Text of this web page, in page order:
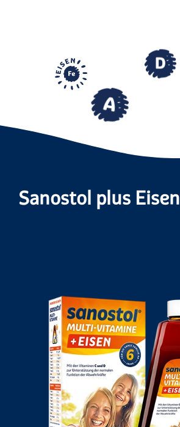
Sanostol plus Eisen